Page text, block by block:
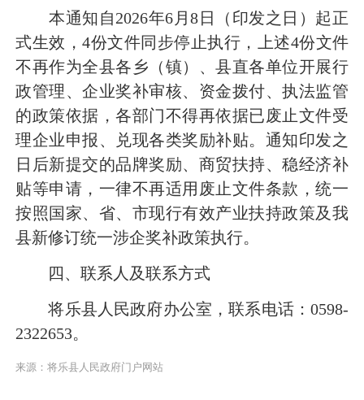
本通知自2026年6月8日（印发之日）起正
式生效，4份文件同步停止执行，上述4份文件
不再作为全县各乡（镇）、县直各单位开展行
政管理、企业奖补审核、资金拨付、执法监管
的政策依据，各部门不得再依据已废止文件受
理企业申报、兑现各类奖励补贴。通知印发之
日后新提交的品牌奖励、商贸扶持、稳经济补
贴等申请，一律不再适用废止文件条款，统一
按照国家、省、市现行有效产业扶持政策及我
县新修订统一涉企奖补政策执行。
四、联系人及联系方式
将乐县人民政府办公室，联系电话：0598-
2322653。
来源：将乐县人民政府门户网站